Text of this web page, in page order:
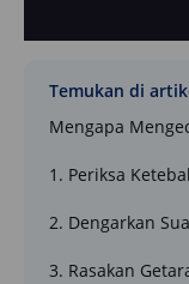
Temukan di
Mengapa
1. Periksa
2. Dengarkan
3. Rasakan